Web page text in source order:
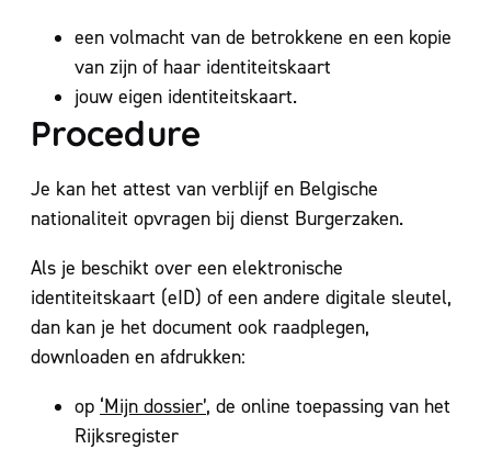
een volmacht van de betrokkene en een kopie
van zijn of haar identiteitskaart
jouw eigen identiteitskaart.
Procedure
Je kan het attest van verblijf en Belgische
nationaliteit opvragen bij dienst Burgerzaken.
Als je beschikt over een elektronische
identiteitskaart (eID) of een andere digitale sleutel,
dan kan je het document ook raadplegen,
downloaden en afdrukken:
op ‘Mijn dossier’, de online toepassing van het
Rijksregister